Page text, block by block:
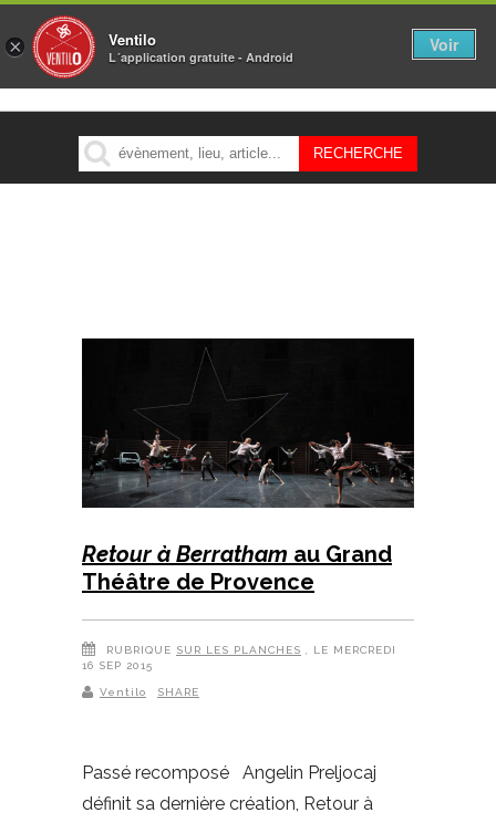
MENU
Retour à Berratham au Grand
Théâtre de Provence
RUBRIQUE SUR LES PLANCHES
, LE MERCREDI
16 SEP 2015
Ventilo SHARE
Passé recomposé Angelin Preljocaj
définit sa dernière création, Retour à
× Ventilo
L´application gratuite - Android
Voir